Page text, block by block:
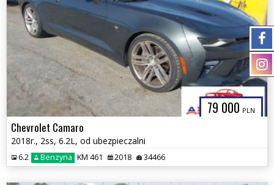
79 000 PLN
Chevrolet Camaro
2018r., 2ss, 6.2L, od ubezpieczalni
6.2 Benzyna KM 461 2018 34466